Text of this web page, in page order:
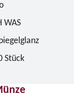
WAS
Stück